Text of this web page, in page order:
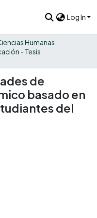
Log In
Humanas
- Tesis
de
basado en
del